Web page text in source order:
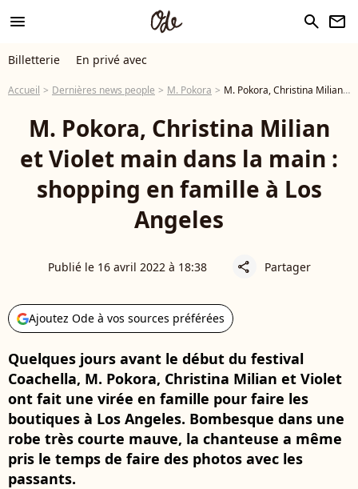
menu search newsletter
Billetterie En privé avec
Accueil Dernières news people M. Pokora M. Pokora, Christina Milian et Violet main dans la main : shopping en famille à Los Angeles
M. Pokora, Christina Milian
et Violet main dans la main :
shopping en famille à Los
Angeles
Publié le 16 avril 2022 à 18:38 share Partager
Ajoutez Ode à vos sources préférées
Quelques jours avant le début du festival
Coachella, M. Pokora, Christina Milian et Violet
ont fait une virée en famille pour faire les
boutiques à Los Angeles. Bombesque dans une
robe très courte mauve, la chanteuse a même
pris le temps de faire des photos avec les
passants.